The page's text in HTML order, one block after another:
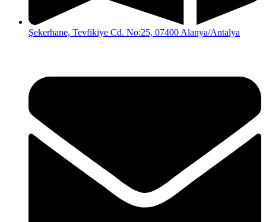
Şekerhane, Tevfikiye Cd. No:25, 07400 Alanya/Antalya